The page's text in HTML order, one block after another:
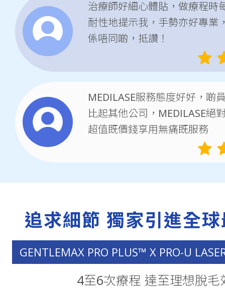
治療師好細心體貼，做療程時
耐性地提示我，手勢亦好專業
係唔同啲，抵讚！
MEDILASE服務態度好好，啲
比起其他公司，MEDILASE絕
超值既價錢享用無痛既服務
追求細節 獨家引進全
GENTLEMAX PRO PLUS™ X PRO-U
4至6次療程 達至理想脫毛